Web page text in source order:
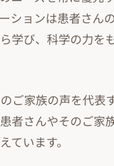
ションは患者さん
学び、科学の力を
ご家族の声を代表
者さんやそのご家
ています。